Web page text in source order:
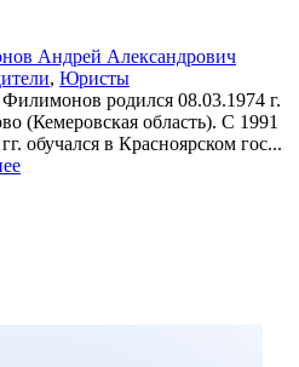
Андрей Александрович
, Юристы
родился 08.03.1974 г.
(Кемеровская область). С 1991
обучался в Красноярском гос...